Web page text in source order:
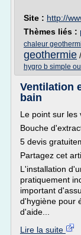
Site : http://
Thèmes liés :
chaleur
geothermie /
hygro b simple
Ventilation
bain
Le point sur les
Bouche
5 devis
Partagez cet
L'installation
pratiquement
important
d'hygiène pour
d'aide...
Lire la suite